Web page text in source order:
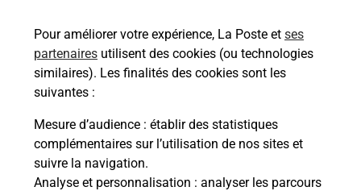
Pour améliorer votre expérience, La Poste et ses
partenaires utilisent des cookies (ou technologies
similaires). Les finalités des cookies sont les
suivantes :
Mesure d’audience : établir des statistiques
complémentaires sur l’utilisation de nos sites et
suivre la navigation.
Analyse et personnalisation : analyser les parcours
Comment demander une
modification de livraison ?
Comment La Poste participe-t-elle
à votre sécurité au quotidien ?